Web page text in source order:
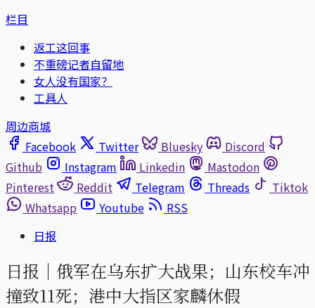
栏目
返工这回事
不重磅记者自留地
女人没有国家？
工具人
周边商城
Facebook
Twitter Bluesky
Discord
Github
Instagram Linkedin
Mastodon
Pinterest
Reddit Telegram Threads
Tiktok
Whatsapp
Youtube
RSS
日报
日报｜俄军在乌东扩大战果；山东校车冲
撞致11死；港中大指区家麟休假